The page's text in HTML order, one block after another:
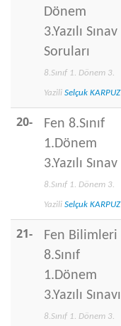
Dönem
3.Yazılı Sınav
Soruları
8.Sınıf 1. Dönem 3.
Yazili Selçuk KARPUZ
20-
Fen 8.Sınıf
1.Dönem
3.Yazılı Sınav
8.Sınıf 1. Dönem 3.
Yazili Selçuk KARPUZ
21-
Fen Bilimleri
8.Sınıf
1.Dönem
3.Yazılı Sınavı
8.Sınıf 1. Dönem 3.